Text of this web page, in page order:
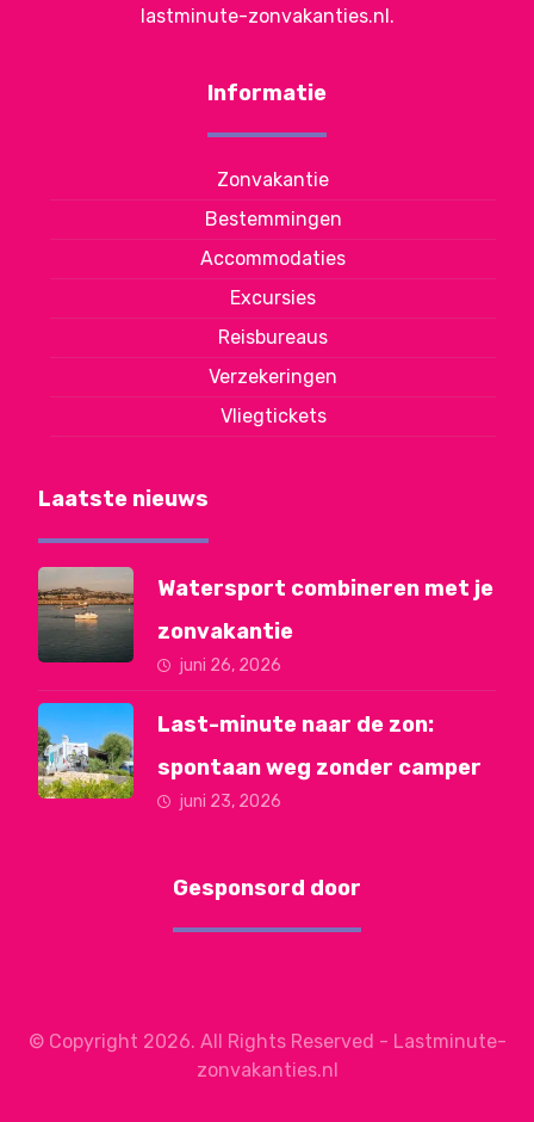
lastminute-zonvakanties.nl.
Informatie
Zonvakantie
Bestemmingen
Accommodaties
Excursies
Reisbureaus
Verzekeringen
Vliegtickets
Laatste nieuws
Watersport combineren met je
zonvakantie
juni 26, 2026
Last-minute naar de zon:
spontaan weg zonder camper
juni 23, 2026
Gesponsord door
© Copyright 2026. All Rights Reserved - Lastminute-
zonvakanties.nl